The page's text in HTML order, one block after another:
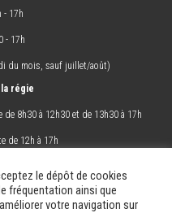
- 17h
- 17h
du mois, sauf juillet/août)
régie
8h30 à 12h30 et de 13h30 à 17h
de 12h à 17h
Sortir ! Changer ! Les docs.
le dépôt de cookies
fréquentation ainsi que
votre navigation sur